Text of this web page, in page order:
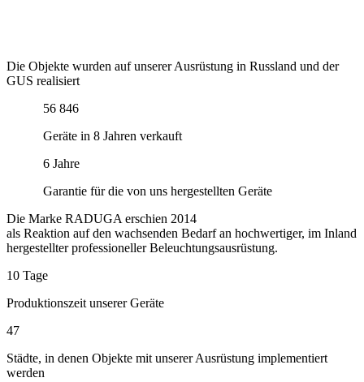
Die Objekte wurden auf unserer Ausrüstung in Russland und der
GUS realisiert
56 846
Geräte in 8 Jahren verkauft
6 Jahre
Garantie für die von uns hergestellten Geräte
Die Marke RADUGA erschien 2014
als Reaktion auf den wachsenden Bedarf an hochwertiger, im Inland
hergestellter professioneller Beleuchtungsausrüstung.
10 Tage
Produktionszeit unserer Geräte
47
Städte, in denen Objekte mit unserer Ausrüstung implementiert
werden